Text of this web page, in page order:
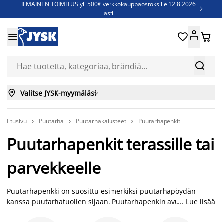
ILMAINEN TOIMITUS yli 500€ verkkokauppaostoksille 12.8.2026
asti

Jenkkisänkyjä - Säästä jopa 60%


 
 Valitse JYSK-myymäläsi
Etusivu  Puutarha  Puutarhakalusteet  Puutarhapenkit
Puutarhapenkit terassille tai
parvekkeelle
Puutarhapenkki on suosittu esimerkiksi puutarhapöydän
kanssa puutarhatuolien sijaan. Puutarhapenkin avulla voit
... Lue lisää